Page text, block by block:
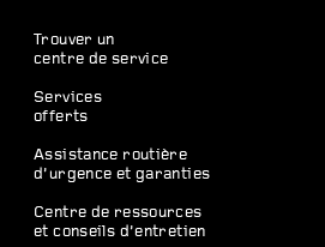
Trouver un
centre de service
Services
offerts
Assistance routière
d’urgence et garanties
Centre de ressources
et conseils d’entretien